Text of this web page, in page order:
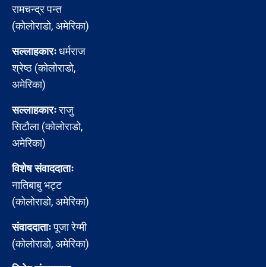
रामचन्द्र पन्त
(कोलोराडो, अमेरिका)
सल्लाहकारःधर्मराज
श्रेष्ठ (कोलोराडो,
अमेरिका)
सल्लाहकारःराजु
सिटौला (कोलोराडो,
अमेरिका)
विशेष संवाददाताः
नातिबाबु भट्ट
(कोलोराडो, अमेरिका)
संवाददाताःपूजा रेग्मी
(कोलोराडो, अमेरिका)